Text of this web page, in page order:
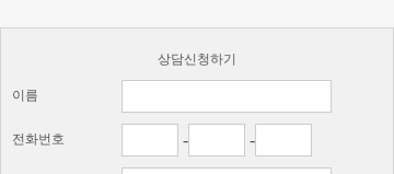
상담신청하기
이름
전화번호 - -